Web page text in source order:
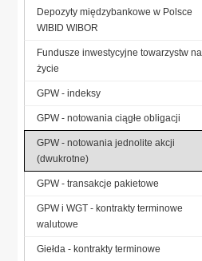
Depozyty międzybankowe w Polsce
WIBID WIBOR
Fundusze inwestycyjne towarzystw na
życie
GPW - indeksy
GPW - notowania ciągłe obligacji
GPW - notowania jednolite akcji
(dwukrotne)
GPW - transakcje pakietowe
GPW i WGT - kontrakty terminowe
walutowe
Giełda - kontrakty terminowe